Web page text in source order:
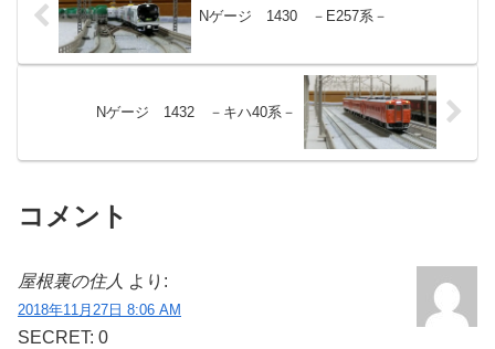
Nゲージ 1430 －E257系－
Nゲージ 1432 －キハ40系－
コメント
屋根裏の住人 より:
2018年11月27日 8:06 AM
SECRET: 0